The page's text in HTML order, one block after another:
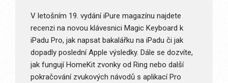
V letošním 19. vydání iPure magazínu najdete
recenzi na novou klávesnici Magic Keyboard k
iPadu Pro, jak napsat bakalářku na iPadu či jak
dopadly poslední Apple výsledky. Dále se dozvíte,
jak fungují HomeKit zvonky od Ring nebo další
pokračování zvukových návodů s aplikací Pro